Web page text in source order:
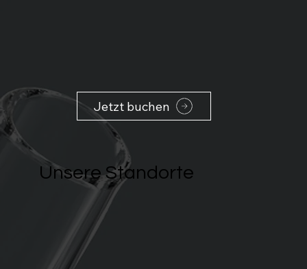
Jetzt buchen
Unsere Standorte